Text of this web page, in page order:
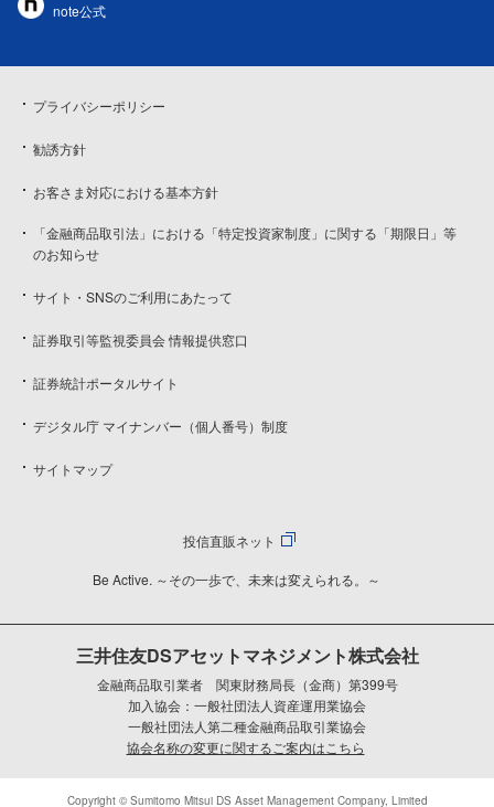
note公式
プライバシーポリシー
勧誘方針
お客さま対応における基本方針
「金融商品取引法」における「特定投資家制度」に関する「期限日」等
のお知らせ
サイト・SNSのご利用にあたって
証券取引等監視委員会 情報提供窓口
証券統計ポータルサイト
デジタル庁 マイナンバー（個人番号）制度
サイトマップ
投信直販ネット
Be Active. ～その一歩で、未来は変えられる。～
三井住友DSアセットマネジメント株式会社
金融商品取引業者 関東財務局長（金商）第399号
加入協会：一般社団法人資産運用業協会
一般社団法人第二種金融商品取引業協会
協会名称の変更に関するご案内はこちら
Copyright © Sumitomo Mitsui DS Asset Management Company, Limited